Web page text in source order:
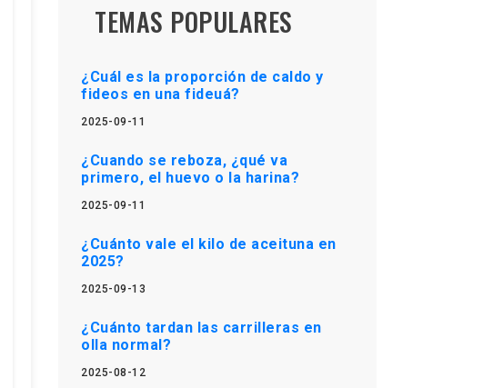
TEMAS POPULARES
¿Cuál es la proporción de caldo y
fideos en una fideuá?
2025-09-11
¿Cuando se reboza, ¿qué va
primero, el huevo o la harina?
2025-09-11
¿Cuánto vale el kilo de aceituna en
2025?
2025-09-13
¿Cuánto tardan las carrilleras en
olla normal?
2025-08-12